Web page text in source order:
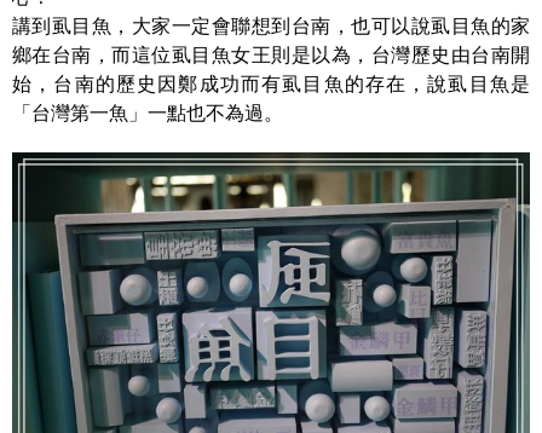
講到虱目魚，大家一定會聯想到台南，也可以說虱目魚的家
鄉在台南，而這位虱目魚女王則是以為，台灣歷史由台南開
始，台南的歷史因鄭成功而有虱目魚的存在，說虱目魚是
「台灣第一魚」一點也不為過。